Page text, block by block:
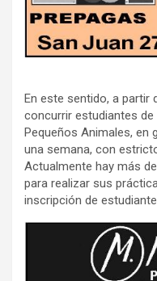
En este sentido, a partir
concurrir estudiantes de
Pequeños Animales, en
una semana, con
Actualmente hay más
para realizar sus
inscripción de